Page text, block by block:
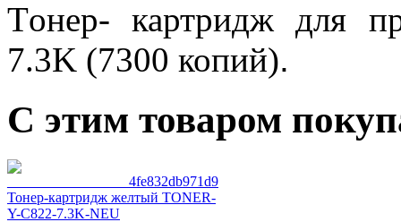
Tонер- картридж для
7.3K (7300 копий).
С этим товаром
Тонер-картридж желтый TONER-
Y-C822-7.3K-NEU